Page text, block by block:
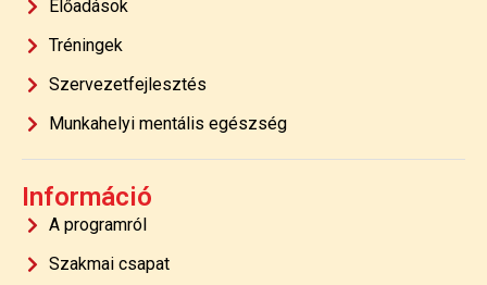
Előadások
Tréningek
Szervezetfejlesztés
Munkahelyi mentális egészség
Információ
A programról
Szakmai csapat